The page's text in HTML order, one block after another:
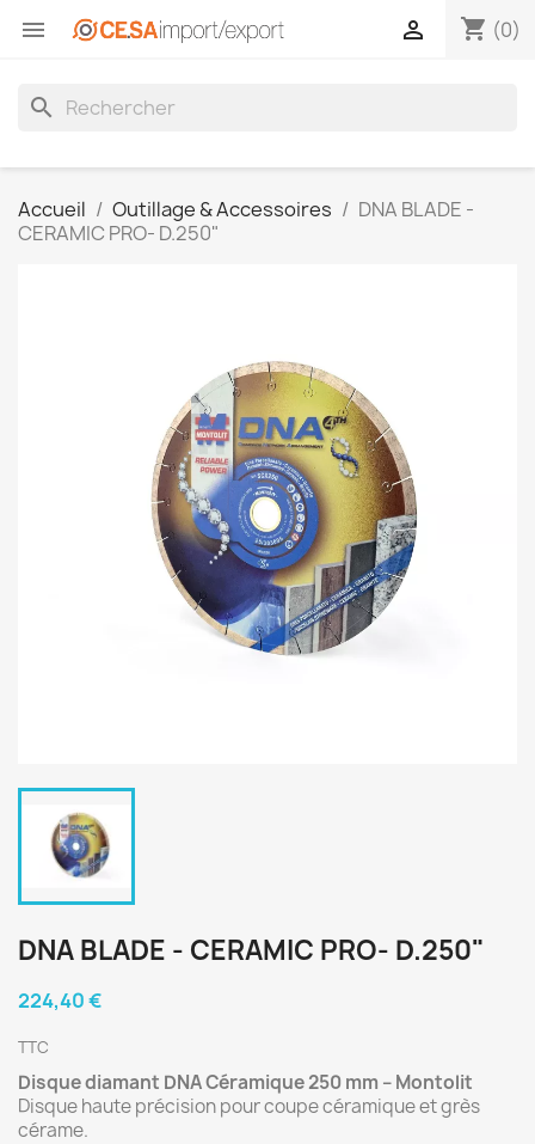
 shopping_cart (0)

search
Accueil Outillage & Accessoires
DNA BLADE -
CERAMIC PRO- D.250"
DNA BLADE - CERAMIC PRO- D.250"
224,40 €
TTC
Disque diamant DNA Céramique 250 mm – Montolit
Disque haute précision pour coupe céramique et grès
cérame.